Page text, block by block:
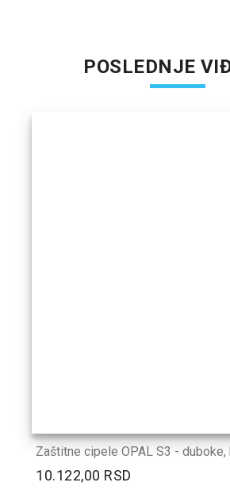
POSLEDNJE
Zaštitne cipele OPAL S3 - duboke,
10.122,00 RSD